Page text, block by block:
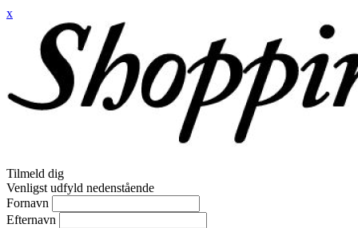
x
Tilmeld dig
Venligst udfyld nedenstående
Fornavn
Efternavn